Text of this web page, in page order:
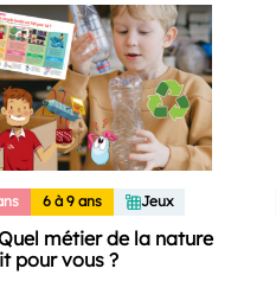
6 à 9 ans Jeux
métier de la nature
pour vous ?